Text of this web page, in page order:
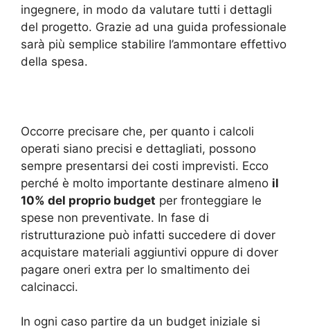
ingegnere, in modo da valutare tutti i dettagli
del progetto. Grazie ad una guida professionale
sarà più semplice stabilire l’ammontare effettivo
della spesa.
Occorre precisare che, per quanto i calcoli
operati siano precisi e dettagliati, possono
sempre presentarsi dei costi imprevisti. Ecco
perché è molto importante destinare almeno il
10% del proprio budget per fronteggiare le
spese non preventivate. In fase di
ristrutturazione può infatti succedere di dover
acquistare materiali aggiuntivi oppure di dover
pagare oneri extra per lo smaltimento dei
calcinacci.
In ogni caso partire da un budget iniziale si